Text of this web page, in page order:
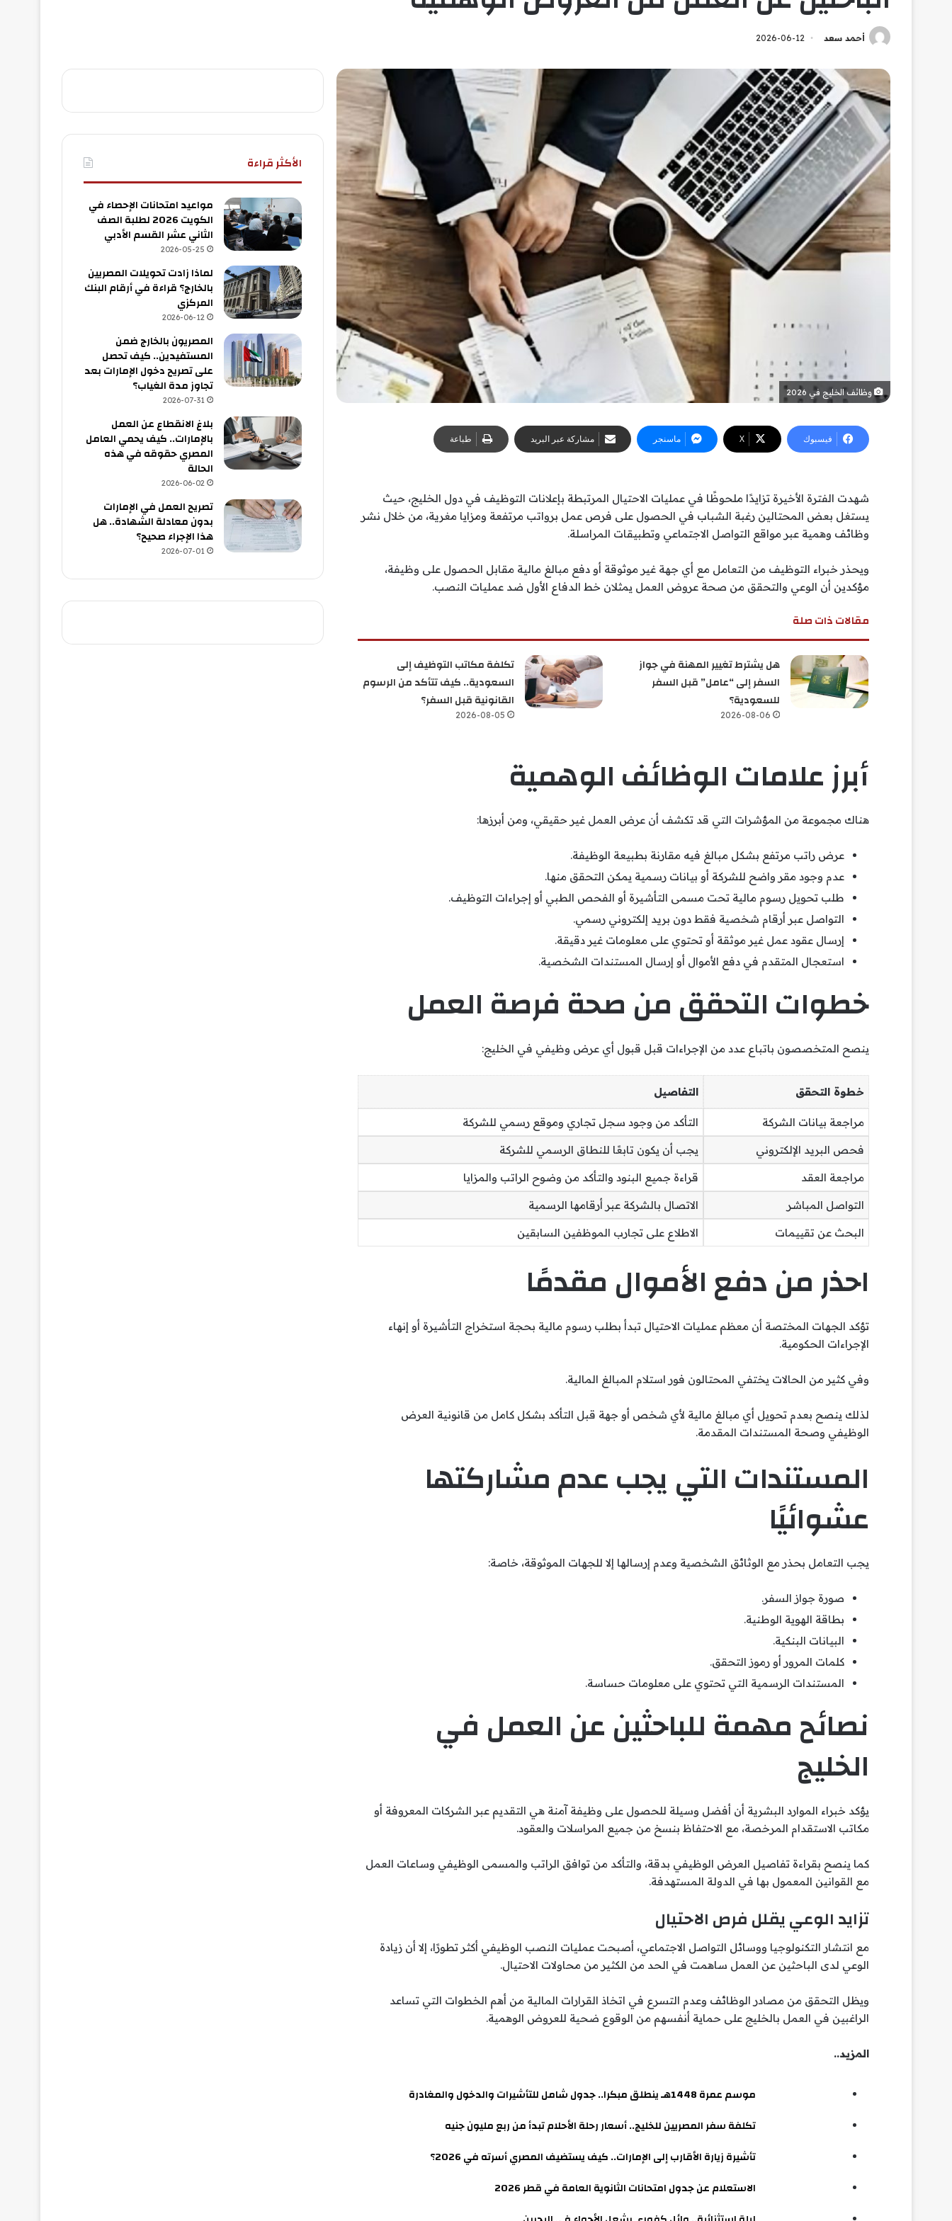
أحمد سعد 2026-06-12
وظائف الخليج في 2026
فيسبوك ‫X ماسنجر مشاركة عبر البريد طباعة
شهدت الفترة الأخيرة تزايدًا ملحوظًا في عمليات الاحتيال المرتبطة بإعلانات التوظيف في دول الخليج، حيث
يستغل بعض المحتالين رغبة الشباب في الحصول على فرص عمل برواتب مرتفعة ومزايا مغرية، من خلال نشر
وظائف وهمية عبر مواقع التواصل الاجتماعي وتطبيقات المراسلة.
ويحذر خبراء التوظيف من التعامل مع أي جهة غير موثوقة أو دفع مبالغ مالية مقابل الحصول على وظيفة،
مؤكدين أن الوعي والتحقق من صحة عروض العمل يمثلان خط الدفاع الأول ضد عمليات النصب.
مقالات ذات صلة
هل يشترط تغيير المهنة في جواز
السفر إلى “عامل” قبل السفر
للسعودية؟
2026-08-06
تكلفة مكاتب التوظيف إلى
السعودية.. كيف تتأكد من الرسوم
القانونية قبل السفر؟
2026-08-05
أبرز علامات الوظائف الوهمية
هناك مجموعة من المؤشرات التي قد تكشف أن عرض العمل غير حقيقي، ومن أبرزها:
عرض راتب مرتفع بشكل مبالغ فيه مقارنة بطبيعة الوظيفة.
عدم وجود مقر واضح للشركة أو بيانات رسمية يمكن التحقق منها.
طلب تحويل رسوم مالية تحت مسمى التأشيرة أو الفحص الطبي أو إجراءات التوظيف.
التواصل عبر أرقام شخصية فقط دون بريد إلكتروني رسمي.
إرسال عقود عمل غير موثقة أو تحتوي على معلومات غير دقيقة.
استعجال المتقدم في دفع الأموال أو إرسال المستندات الشخصية.
خطوات التحقق من صحة فرصة العمل
ينصح المتخصصون باتباع عدد من الإجراءات قبل قبول أي عرض وظيفي في الخليج:
خطوة التحقق التفاصيل
مراجعة بيانات الشركة التأكد من وجود سجل تجاري وموقع رسمي للشركة
فحص البريد الإلكتروني يجب أن يكون تابعًا للنطاق الرسمي للشركة
مراجعة العقد قراءة جميع البنود والتأكد من وضوح الراتب والمزايا
التواصل المباشر الاتصال بالشركة عبر أرقامها الرسمية
البحث عن تقييمات الاطلاع على تجارب الموظفين السابقين
احذر من دفع الأموال مقدمًا
تؤكد الجهات المختصة أن معظم عمليات الاحتيال تبدأ بطلب رسوم مالية بحجة استخراج التأشيرة أو إنهاء
الإجراءات الحكومية.
وفي كثير من الحالات يختفي المحتالون فور استلام المبالغ المالية.
لذلك ينصح بعدم تحويل أي مبالغ مالية لأي شخص أو جهة قبل التأكد بشكل كامل من قانونية العرض
الوظيفي وصحة المستندات المقدمة.
المستندات التي يجب عدم مشاركتها
عشوائيًا
يجب التعامل بحذر مع الوثائق الشخصية وعدم إرسالها إلا للجهات الموثوقة، خاصة:
صورة جواز السفر.
بطاقة الهوية الوطنية.
البيانات البنكية.
كلمات المرور أو رموز التحقق.
المستندات الرسمية التي تحتوي على معلومات حساسة.
نصائح مهمة للباحثين عن العمل في
الخليج
يؤكد خبراء الموارد البشرية أن أفضل وسيلة للحصول على وظيفة آمنة هي التقديم عبر الشركات المعروفة أو
مكاتب الاستقدام المرخصة، مع الاحتفاظ بنسخ من جميع المراسلات والعقود.
كما ينصح بقراءة تفاصيل العرض الوظيفي بدقة، والتأكد من توافق الراتب والمسمى الوظيفي وساعات العمل
مع القوانين المعمول بها في الدولة المستهدفة.
تزايد الوعي يقلل فرص الاحتيال
مع انتشار التكنولوجيا ووسائل التواصل الاجتماعي، أصبحت عمليات النصب الوظيفي أكثر تطورًا، إلا أن زيادة
الوعي لدى الباحثين عن العمل ساهمت في الحد من الكثير من محاولات الاحتيال.
ويظل التحقق من مصادر الوظائف وعدم التسرع في اتخاذ القرارات المالية من أهم الخطوات التي تساعد
الراغبين في العمل بالخليج على حماية أنفسهم من الوقوع ضحية للعروض الوهمية.
المزيد..
موسم عمرة 1448هـ ينطلق مبكرا.. جدول شامل للتأشيرات والدخول والمغادرة
تكلفة سفر المصريين للخليج.. أسعار رحلة الأحلام تبدأ من ربع مليون جنيه
تأشيرة زيارة الأقارب إلى الإمارات.. كيف يستضيف المصري أسرته في 2026؟
الاستعلام عن جدول امتحانات الثانوية العامة في قطر 2026
الأكثر قراءة
مواعيد امتحانات الإحصاء في
الكويت 2026 لطلبة الصف
الثاني عشر القسم الأدبي
2026-05-25
لماذا زادت تحويلات المصريين
بالخارج؟ قراءة في أرقام البنك
المركزي
2026-06-12
المصريون بالخارج ضمن
المستفيدين.. كيف تحصل
على تصريح دخول الإمارات بعد
تجاوز مدة الغياب؟
2026-07-31
بلاغ الانقطاع عن العمل
بالإمارات.. كيف يحمي العامل
المصري حقوقه في هذه
الحالة
2026-06-02
تصريح العمل في الإمارات
بدون معادلة الشهادة.. هل
هذا الإجراء صحيح؟
2026-07-01